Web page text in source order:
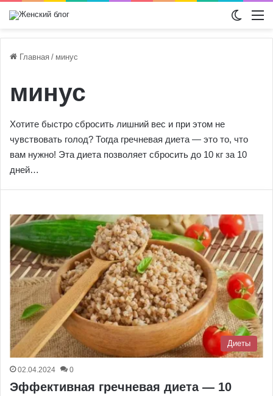
Главная / минус
минус
Хотите быстро сбросить лишний вес и при этом не
чувствовать голод? Тогда гречневая диета — это то, что
вам нужно! Эта диета позволяет сбросить до 10 кг за 10
дней…
Диеты
02.04.2024 0
Эффективная гречневая диета — 10